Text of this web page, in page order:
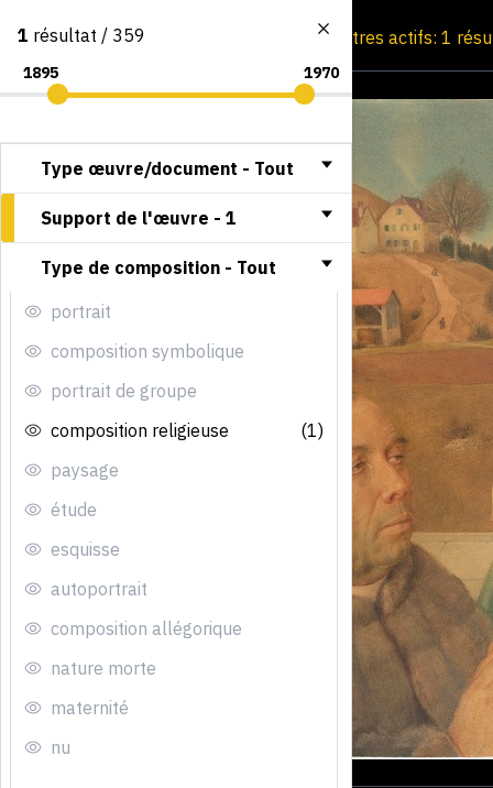
Consultation par image Filtres actifs: 1
1 résultat / 359
Type œuvre/document - Tout
Support de l'œuvre - 1
Type de composition - Tout
portrait
composition symbolique
portrait de groupe
composition religieuse
(1)
paysage
étude
esquisse
autoportrait
composition allégorique
nature morte
maternité
nu